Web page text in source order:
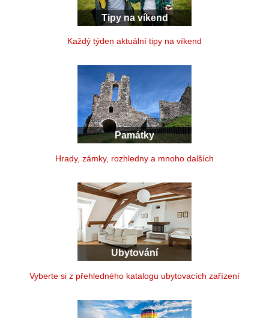
Tipy na víkend
Každý týden aktuální tipy na víkend
Památky
Hrady, zámky, rozhledny a mnoho dalších
Ubytování
Vyberte si z přehledného katalogu ubytovacích zařízení